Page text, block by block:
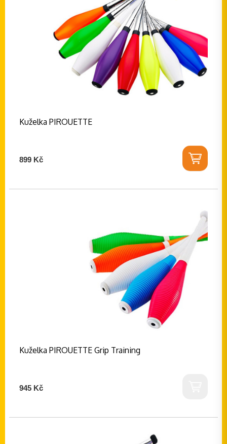
Kuželka PIROUETTE
899 Kč
Kuželka PIROUETTE Grip Training
945 Kč